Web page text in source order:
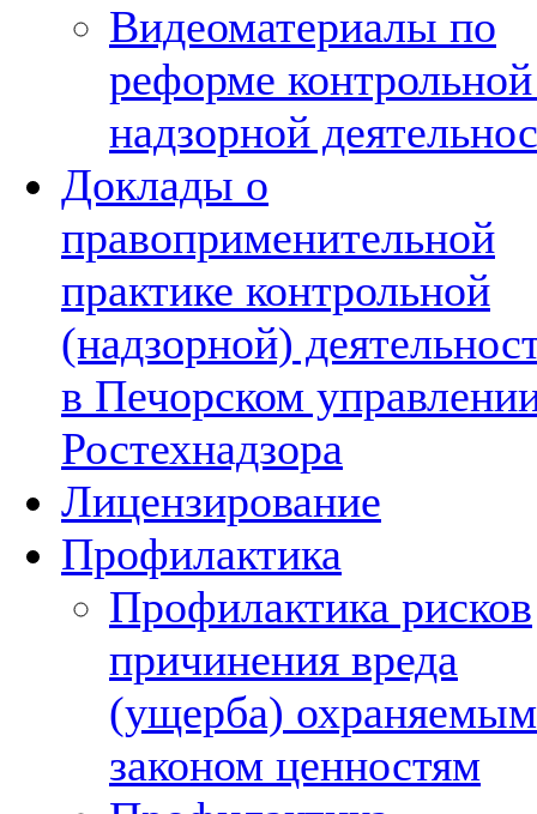
Видеоматериалы по
реформе
надзорной
Доклады о
правоприменительной
практике контрольной
(надзорной)
в Печорском
Ростехнадзора
Лицензирование
Профилактика
Профилактика рисков
причинения вреда
(ущерба) охраняемым
законом ценностям